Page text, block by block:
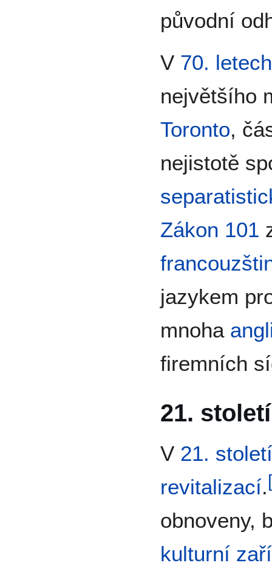
původní
V 70. letech
největšího
Toronto,
nejistotě
Zákon 101
jazykem
mnoha
firemních
21. století
V 21. století
revitalizací.[
obnoveny,
kulturní